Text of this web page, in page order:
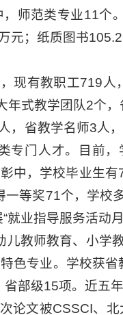
师范类专业11个
；纸质图书
现有教职工719
式教学团队2个
省教学名师3人
门人才。目前
中，学校毕业生
等奖71个，学校
业指导服务活动月
教师教育、小学
色专业。学校获
部级15项。近五
论文被CSSCI、